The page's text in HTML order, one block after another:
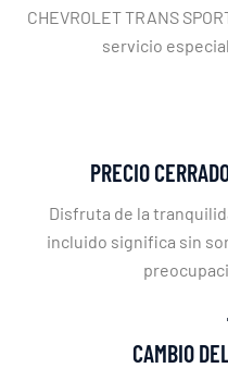
CHEVROLET TRANS
servicio
PRECIO
Disfruta de la
incluido significa sin
CAMBIO